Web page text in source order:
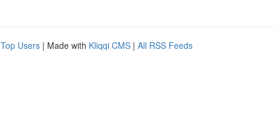
Top Users | Made with Kliqqi CMS | All RSS Feeds